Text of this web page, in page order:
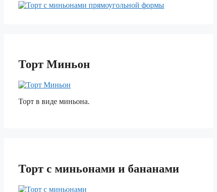
Торт Миньон
Торт в виде миньона.
Торт с миньонами и бананами